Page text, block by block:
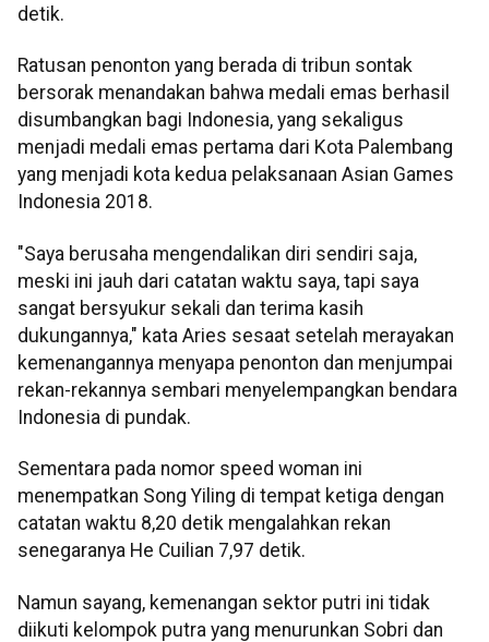
detik.
Ratusan penonton yang berada di tribun sontak
bersorak menandakan bahwa medali emas berhasil
disumbangkan bagi Indonesia, yang sekaligus
menjadi medali emas pertama dari Kota Palembang
yang menjadi kota kedua pelaksanaan Asian Games
Indonesia 2018.
"Saya berusaha mengendalikan diri sendiri saja,
meski ini jauh dari catatan waktu saya, tapi saya
sangat bersyukur sekali dan terima kasih
dukungannya," kata Aries sesaat setelah merayakan
kemenangannya menyapa penonton dan menjumpai
rekan-rekannya sembari menyelempangkan bendara
Indonesia di pundak.
Sementara pada nomor speed woman ini
menempatkan Song Yiling di tempat ketiga dengan
catatan waktu 8,20 detik mengalahkan rekan
senegaranya He Cuilian 7,97 detik.
Namun sayang, kemenangan sektor putri ini tidak
diikuti kelompok putra yang menurunkan Sobri dan